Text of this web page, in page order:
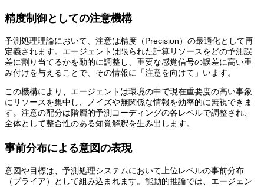
精度制御としての注意機構
予測処理理論において、注意は精度（Precision）の最適化として再
定義されます。エージェントは限られた計算リソースをどの予測誤
差に割り当てるかを動的に調整し、重要な感覚信号の誤差に高い重
み付けを与えることで、その情報に「注意を向けて」います。
この機構により、エージェントは環境の中で現在重要度の高い事象
にリソースを集中し、ノイズや無関係な情報を効率的に無視できま
す。注意の配分は階層的予測コーディングの各レベルで調整され、
全体として整合性のある知覚解釈を生み出します。
事前分布による意図の表現
意図や目標は、予測処理システムにおいて上位レベルの事前分布
（プライア）として組み込まれます。能動的推論では、エージェン